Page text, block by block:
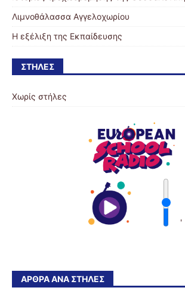
Λιμνοθάλασσα Αγγελοχωρίου
Η εξέλιξη της Εκπαίδευσης
ΣΤΉΛΕΣ
Χωρίς στήλες
'
ΆΡΘΡΑ ΑΝΆ ΣΤΉΛΕΣ